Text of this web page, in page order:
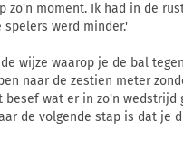
zo'n moment. Ik had in de
werd minder.'
wijze waarop je de bal
naar de zestien meter
besef wat er in zo'n wedstrijd
de volgende stap is dat je